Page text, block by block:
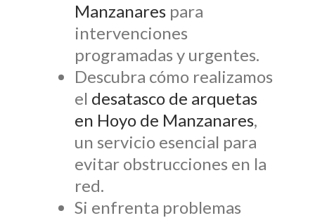
Manzanares para
intervenciones
programadas y urgentes.
Descubra cómo realizamos
el desatasco de arquetas
en Hoyo de Manzanares,
un servicio esencial para
evitar obstrucciones en la
red.
Si enfrenta problemas